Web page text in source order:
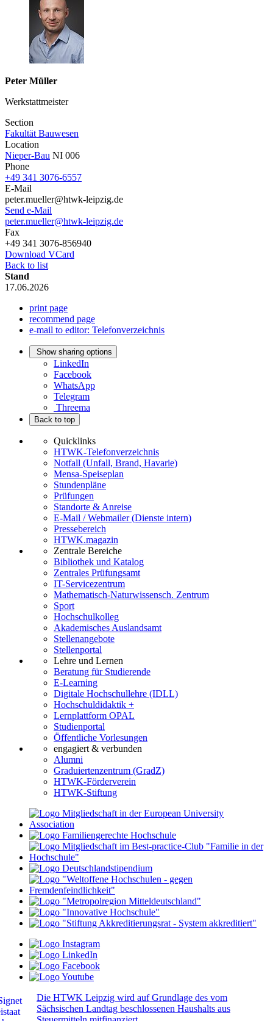
Peter Müller
Werkstattmeister
Section
Fakultät Bauwesen
Location
Nieper-Bau NI 006
Phone
+49 341 3076-6557
E-Mail
peter.mueller@htwk-leipzig.de
Send e-Mail
peter.mueller@htwk-leipzig.de
Fax
+49 341 3076-856940
Download VCard
Back to list
Stand
17.06.2026
print page
recommend page
e-mail to editor: Telefonverzeichnis
Show sharing options
LinkedIn
Facebook
WhatsApp
Telegram
Threema
Back to top
Quicklinks
HTWK-Telefonverzeichnis
Notfall (Unfall, Brand, Havarie)
Mensa-Speiseplan
Stundenpläne
Prüfungen
Standorte & Anreise
E-Mail / Webmailer (Dienste intern)
Pressebereich
HTWK.magazin
Zentrale Bereiche
Bibliothek und Katalog
Zentrales Prüfungsamt
IT-Servicezentrum
Mathematisch-Naturwissensch. Zentrum
Sport
Hochschulkolleg
Akademisches Auslandsamt
Stellenangebote
Stellenportal
Lehre und Lernen
Beratung für Studierende
E-Learning
Digitale Hochschullehre (IDLL)
Hochschuldidaktik +
Lernplattform OPAL
Studienportal
Öffentliche Vorlesungen
engagiert & verbunden
Alumni
Graduiertenzentrum (GradZ)
HTWK-Förderverein
HTWK-Stiftung
Die HTWK Leipzig wird auf Grundlage des vom
Sächsischen Landtag beschlossenen Haushalts aus